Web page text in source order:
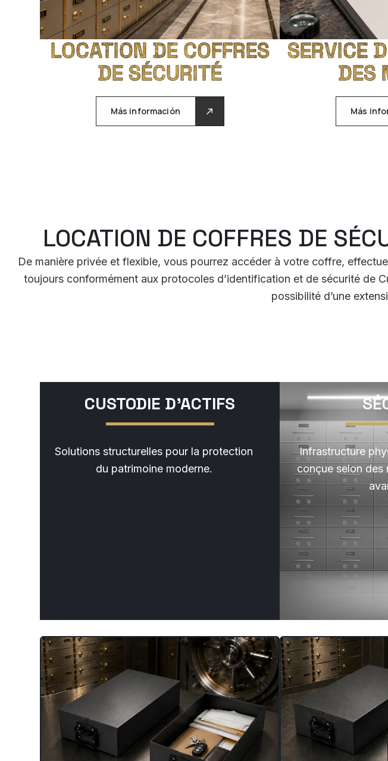
LOCATION DE COFFRES
DE SÉCURITÉ
Más información
SERVICE
DES
Más
LOCATION DE COFFRES DE
De manière privée et flexible, vous pourrez accéder à votre coffre,
toujours conformément aux protocoles d’identification et de sécurité de
possibilité d’une
CUSTODIE D'ACTIFS
Solutions structurelles pour la protection
du patrimoine moderne.
Infrastructure
conçue selon des